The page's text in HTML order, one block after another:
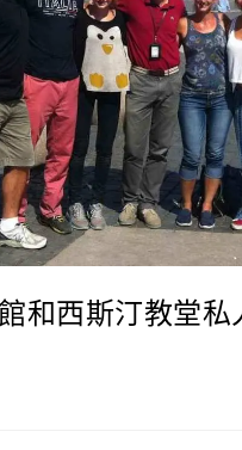
和西斯汀教堂私